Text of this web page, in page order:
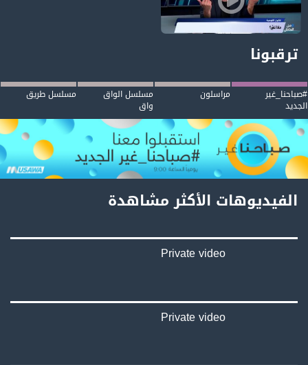
مخاطر قانون القومية؛ الترانسفير وارد وحتى سكن العرب في حيفا سيكون
ترقبونا
#صباحنا_غير
الجديد
مراسلون مسلسل الواق
واق
مسلسل طريق
الفيديوهات الأكثر مشاهدة
Private video
Private video